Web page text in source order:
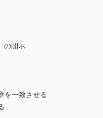
の開示
一致させる